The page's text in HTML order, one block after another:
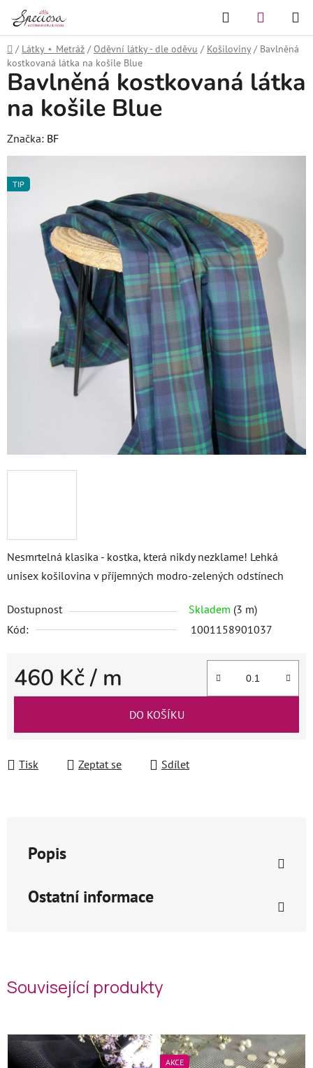
obsah
Hledat
KOŠÍK
Domů
/ Látky ⋆ Metráž / Oděvní látky - dle oděvu / Košiloviny / Bavlněná
kostkovaná látka na košile Blue
Nesmrtelná klasika - kostka, která nikdy nezklame! Lehká
unisex košilovina v příjemných modro-zelených odstínech
Dostupnost Skladem (3 m)
Kód:
1001158901037
460 Kč/ m
Měrná cena:
DO KOŠÍKU
Tisk Zeptat se Sdílet
Bavlněná kostkovaná látka
na košile Blue
Značka: BF
TIP
Popis
Ostatní informace
Související produkty
AKCE